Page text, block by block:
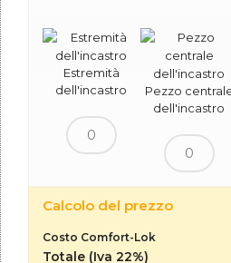
Estremità
dell'incastro
Pezzo
dell'incastro
Calcolo del prezzo
Costo Comfort-Lok
Totale (Iva 22%)